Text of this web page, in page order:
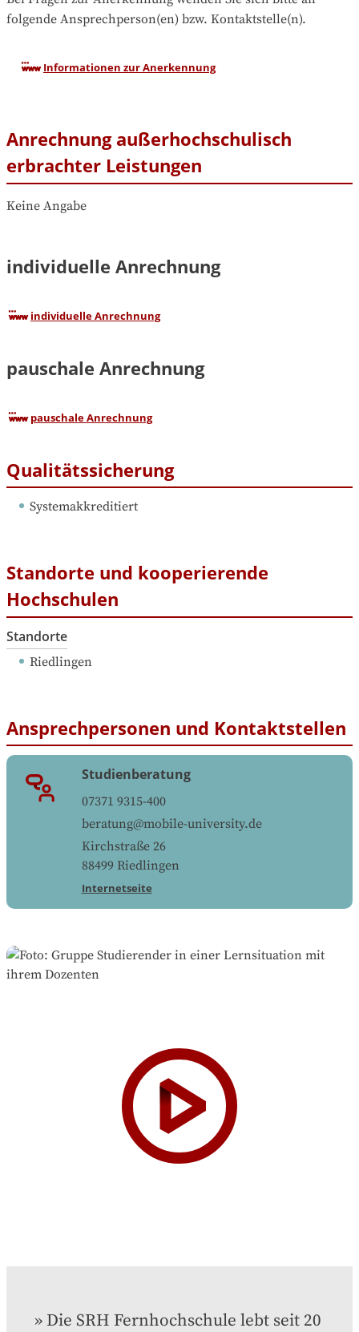
folgende Ansprechperson(en) bzw. Kontaktstelle(n).
Informationen zur Anerkennung
Anrechnung außerhochschulisch
erbrachter Leistungen
Keine Angabe
individuelle Anrechnung
individuelle Anrechnung
pauschale Anrechnung
pauschale Anrechnung
Qualitätssicherung
Systemakkreditiert
Standorte und kooperierende
Hochschulen
Standorte
Riedlingen
Ansprechpersonen und Kontaktstellen
Studienberatung
07371 9315-400
beratung@mobile-university.de
Kirchstraße 26
88499 Riedlingen
Internetseite
Die SRH Fernhochschule lebt seit 20